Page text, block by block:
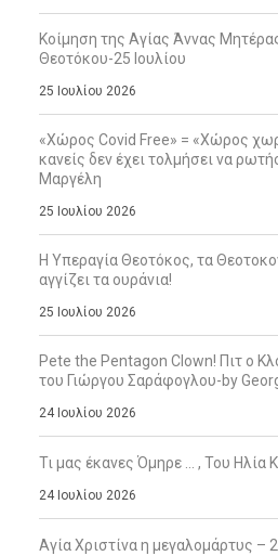
Κοίμηση της Αγίας Άννας
Θεοτόκου-25 Ιουλίου
25 Ιουλίου 2026
«Χώρος Covid Free» = «Χώρος
κανείς δεν έχει τολμήσει να
Μαργέλη
25 Ιουλίου 2026
Η Υπεραγία Θεοτόκος, τα
αγγίζει τα ουράνια!
25 Ιουλίου 2026
Pete the Pentagon Clown! Πιτ ο
του Γιώργου Σαράφογλου-by
24 Ιουλίου 2026
Τι μας έκανες Όμηρε … , Του Ηλία
24 Ιουλίου 2026
Αγία Χριστίνα η μεγαλομάρτυς –